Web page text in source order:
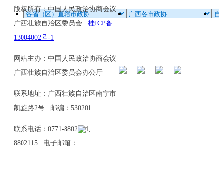
版权所有：中国人民政治协商会议
广西壮族自治区委员会 桂ICP备
13004002号-1
网站主办：中国人民政治协商会议
广西壮族自治区委员会办公厅
联系地址：广西壮族自治区南宁市
凯旋路2号 邮编：530201
联系电话：0771-8802114、
8802115 电子邮箱：